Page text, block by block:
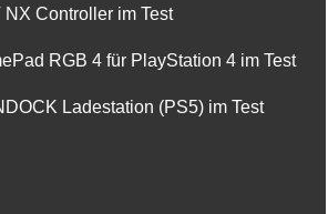
Controller im Test
RGB 4 für PlayStation 4 im Test
Ladestation (PS5) im Test